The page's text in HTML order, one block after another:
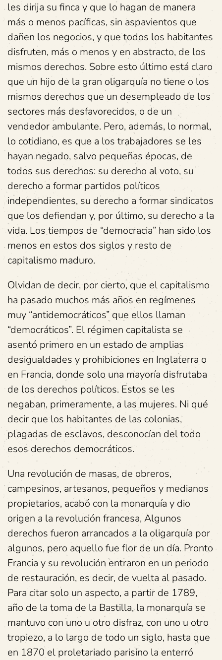
les dirija su finca y que lo hagan de manera
más o menos pacíficas, sin aspavientos que
dañen los negocios, y que todos los habitantes
disfruten, más o menos y en abstracto, de los
mismos derechos. Sobre esto último está claro
que un hijo de la gran oligarquía no tiene o los
mismos derechos que un desempleado de los
sectores más desfavorecidos, o de un
vendedor ambulante. Pero, además, lo normal,
lo cotidiano, es que a los trabajadores se les
hayan negado, salvo pequeñas épocas, de
todos sus derechos: su derecho al voto, su
derecho a formar partidos políticos
independientes, su derecho a formar sindicatos
que los defiendan y, por último, su derecho a la
vida. Los tiempos de “democracia” han sido los
menos en estos dos siglos y resto de
capitalismo maduro.
Olvidan de decir, por cierto, que el capitalismo
ha pasado muchos más años en regímenes
muy “antidemocráticos” que ellos llaman
“democráticos”. El régimen capitalista se
asentó primero en un estado de amplias
desigualdades y prohibiciones en Inglaterra o
en Francia, donde solo una mayoría disfrutaba
de los derechos políticos. Estos se les
negaban, primeramente, a las mujeres. Ni qué
decir que los habitantes de las colonias,
plagadas de esclavos, desconocían del todo
esos derechos democráticos.
Una revolución de masas, de obreros,
campesinos, artesanos, pequeños y medianos
propietarios, acabó con la monarquía y dio
origen a la revolución francesa, Algunos
derechos fueron arrancados a la oligarquía por
algunos, pero aquello fue flor de un día. Pronto
Francia y su revolución entraron en un periodo
de restauración, es decir, de vuelta al pasado.
Para citar solo un aspecto, a partir de 1789,
año de la toma de la Bastilla, la monarquía se
mantuvo con uno u otro disfraz, con uno u otro
tropiezo, a lo largo de todo un siglo, hasta que
en 1870 el proletariado parisino la enterró